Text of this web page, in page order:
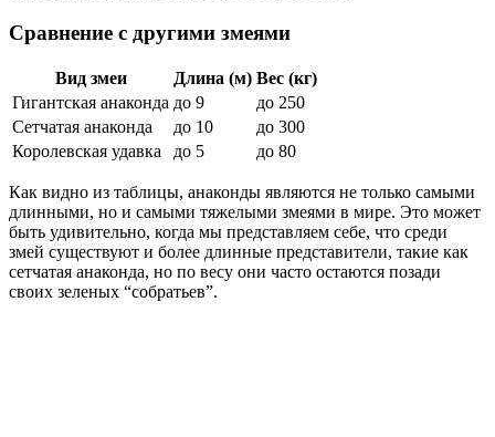
Сравнение с другими змеями
Вид змеи Длина (м) Вес (кг)
Гигантская анаконда до 9
до 250
Сетчатая анаконда
до 10
до 300
Королевская удавка
до 5 до 80
Как видно из таблицы, анаконды являются не только самыми
длинными, но и самыми тяжелыми змеями в мире. Это может
быть удивительно, когда мы представляем себе, что среди
змей существуют и более длинные представители, такие как
сетчатая анаконда, но по весу они часто остаются позади
своих зеленых “собратьев”.